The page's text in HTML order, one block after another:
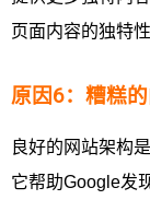
页面内容的独特性
原因6：糟糕
良好的网站架构
它帮助Google发